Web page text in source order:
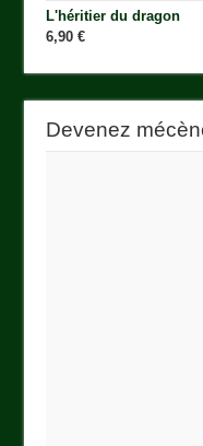
L'héritier du dragon
6,90€
Devenez